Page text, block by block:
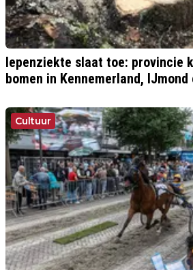
Iepenziekte slaat toe: provincie
bomen in Kennemerland,
Cultuur